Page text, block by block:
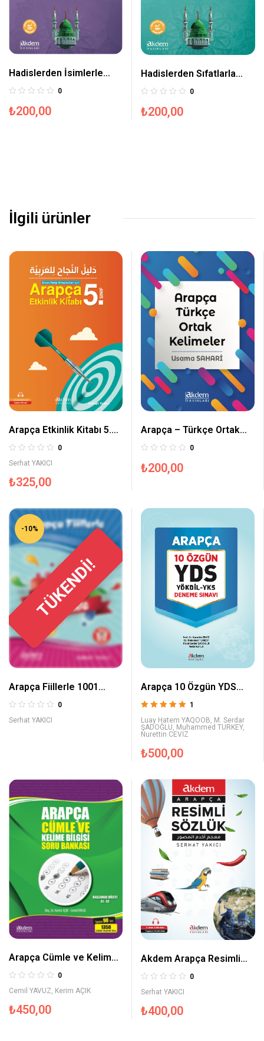
Hadislerden İsimlerle
1001 Cümle0
₺200,00
Hadislerden Sıfatlarla
1001 Cümle0
₺200,00
İlgili ürünler
Arapça Etkinlik Kitabı 5.
Sınıf
0
Serhat YAKICI
₺325,00
Arapça – Türkçe Ortak
Kelimeler
0
₺200,00
-10%
TÜKENDİ!
Arapça Fiillerle 1001
Cümle
0
Serhat YAKICI
Arapça 10 Özgün YDS
Deneme Sınavı
5.00oy aldı
1
Luay Hatem YAQOOB M. Serdar
ŞADOĞLU Muhammed TURKEY,
Nurettin CEVİZ
₺500,00
Arapça Cümle ve Kelime
Bilgisi Soru Bankası
0
Cemil YAVUZ, Kerim AÇIK
₺450,00
Akdem Arapça Resimli
Sözlük
0
Serhat YAKICI
₺400,00